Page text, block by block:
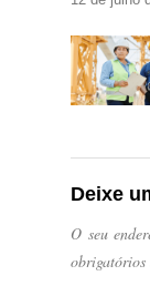
Deixe
O seu
obrigatórios